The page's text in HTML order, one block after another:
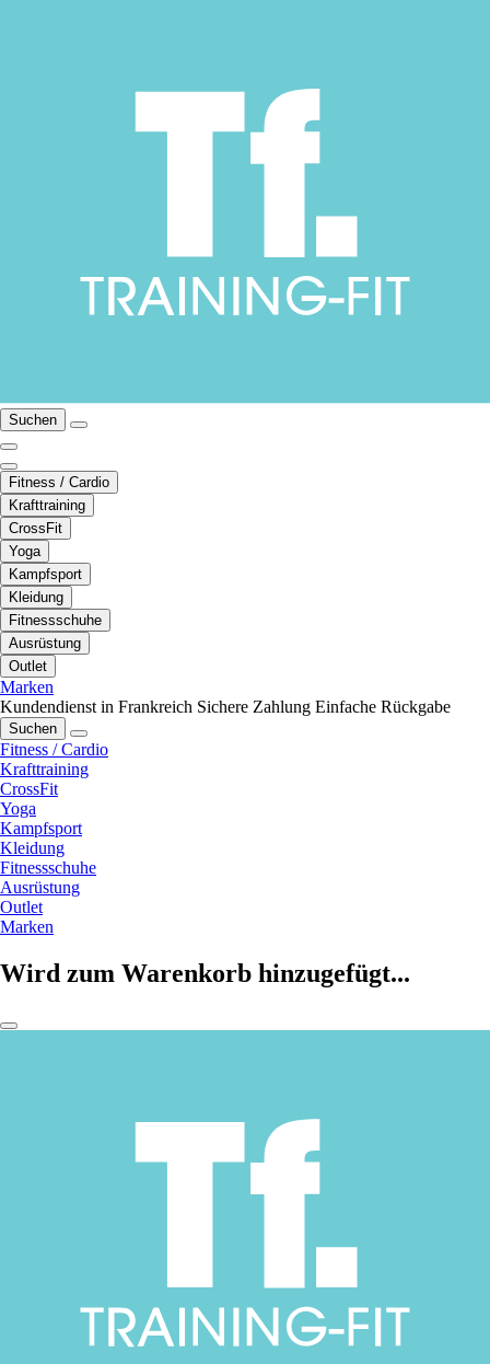
Suchen
Fitness / Cardio
Krafttraining
CrossFit
Yoga
Kampfsport
Kleidung
Fitnessschuhe
Ausrüstung
Outlet
Marken
Kundendienst in Frankreich Sichere Zahlung Einfache Rückgabe
Suchen
Fitness / Cardio
Krafttraining
CrossFit
Yoga
Kampfsport
Kleidung
Fitnessschuhe
Ausrüstung
Outlet
Marken
Wird zum Warenkorb hinzugefügt...